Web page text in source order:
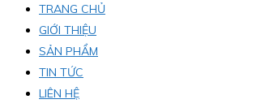
TRANG CHỦ
GIỚI THIỆU
SẢN PHẨM
TIN TỨC
LIÊN HỆ